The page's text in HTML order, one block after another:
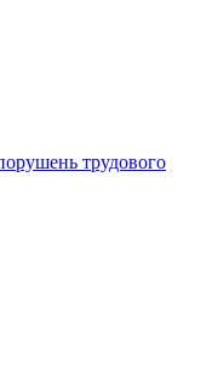
трудового